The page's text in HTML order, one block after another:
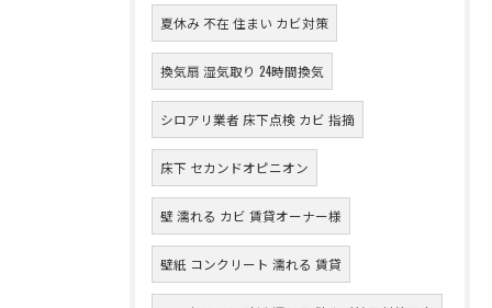
夏休み 不在 住まい カビ対策
換気扇 湿気取り 24時間換気
シロアリ業者 床下点検 カビ 指摘
床下 セカンドオピニオン
壁 濡れる カビ 賃貸オーナー様
壁紙 コンクリート 濡れる 賃貸